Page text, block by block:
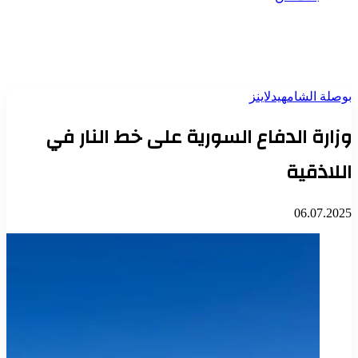
بوصلة الشامهيدلاينز
وزارة الدفاع السورية على خط النار في
اللاذقية
06.07.2025